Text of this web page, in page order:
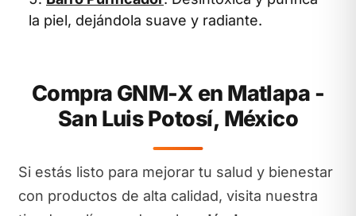
la piel, dejándola suave y radiante.
Compra GNM-X en Matlapa -
San Luis Potosí, México
Si estás listo para mejorar tu salud y bienestar
con productos de alta calidad, visita nuestra